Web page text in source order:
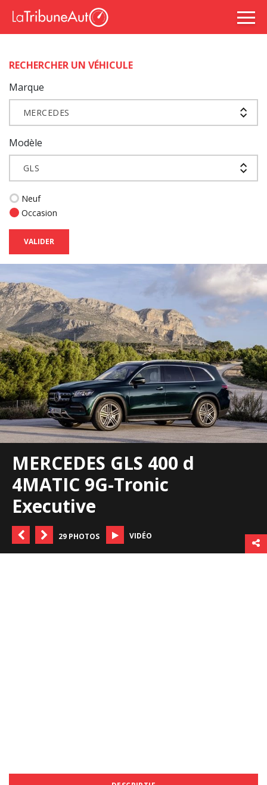
RECHERCHER UN VÉHICULE
Marque
MERCEDES
Modèle
GLS
Neuf
Occasion
VALIDER
MERCEDES GLS 400 d
4MATIC 9G-Tronic
Executive
29 PHOTOS VIDÉO